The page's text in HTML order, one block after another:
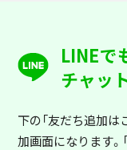
LINEで
チャッ
下の「友だち追加は
加画面になります。